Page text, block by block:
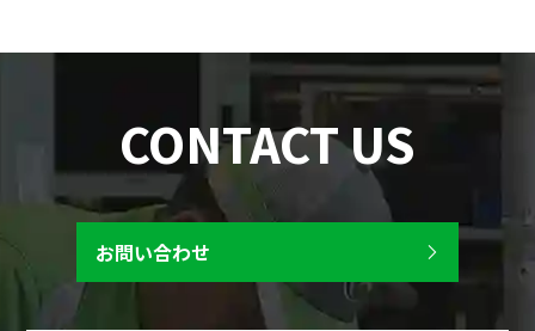
CONTACT US
お問い合わせ